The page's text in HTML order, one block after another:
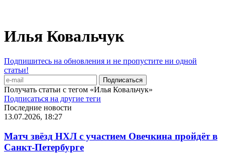
Илья Ковальчук
Подпишитесь на обновления и не пропустите ни одной
статьи!
Получать статьи с тегом «Илья Ковальчук»
Подписаться на другие теги
Последние новости
13.07.2026, 18:27
Матч звёзд НХЛ с участием Овечкина пройдёт в
Санкт-Петербурге